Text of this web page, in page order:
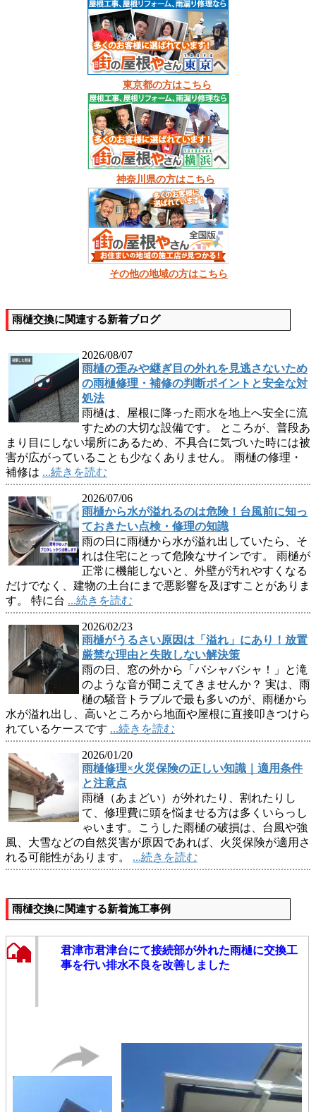
東京都の方はこちら
神奈川県の方はこちら
その他の地域の方はこちら
雨樋交換に関連する新着ブログ
2026/08/07
雨樋の歪みや継ぎ目の外れを見逃さないため
の雨樋修理・補修の判断ポイントと安全な対
処法
雨樋は、屋根に降った雨水を地上へ安全に流
すための大切な設備です。 ところが、普段あ
まり目にしない場所にあるため、不具合に気づいた時には被
害が広がっていることも少なくありません。 雨樋の修理・
補修は ...続きを読む
2026/07/06
雨樋から水が溢れるのは危険！台風前に知っ
ておきたい点検・修理の知識
雨の日に雨樋から水が溢れ出していたら、そ
れは住宅にとって危険なサインです。 雨樋が
正常に機能しないと、外壁が汚れやすくなる
だけでなく、建物の土台にまで悪影響を及ぼすことがありま
す。 特に台 ...続きを読む
2026/02/23
雨樋がうるさい原因は「溢れ」にあり！放置
厳禁な理由と失敗しない解決策
雨の日、窓の外から「バシャバシャ！」と滝
のような音が聞こえてきませんか？ 実は、雨
樋の騒音トラブルで最も多いのが、雨樋から
水が溢れ出し、高いところから地面や屋根に直接叩きつけら
れているケースです ...続きを読む
2026/01/20
雨樋修理×火災保険の正しい知識｜適用条件
と注意点
雨樋（あまどい）が外れたり、割れたりし
て、修理費に頭を悩ませる方は多くいらっし
ゃいます。こうした雨樋の破損は、台風や強
風、大雪などの自然災害が原因であれば、火災保険が適用さ
れる可能性があります。 ...続きを読む
雨樋交換に関連する新着施工事例
君津市君津台にて接続部が外れた雨樋に交換工
事を行い排水不良を改善しました